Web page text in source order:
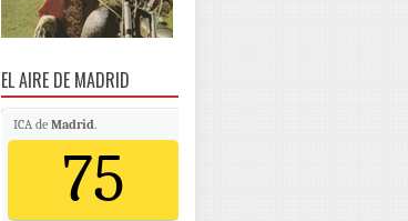
EL AIRE DE MADRID
ICA de Madrid.
75